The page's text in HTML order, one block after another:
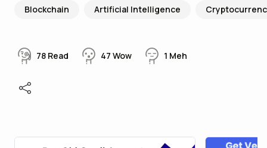
Blockchain Artificial Intelligence
78 Read 47 Wow 1 Meh